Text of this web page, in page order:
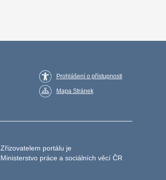
Prohlášení o přístupnosti
Mapa Stránek
Zřizovatelem portálu je
Ministerstvo práce a sociálních věcí ČR